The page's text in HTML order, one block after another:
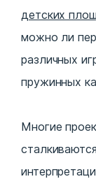
детских
можно ли
различных
пружинных
Многие